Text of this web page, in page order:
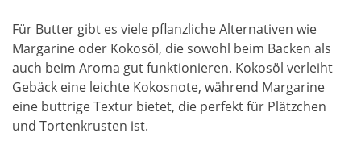
Für Butter gibt es viele pflanzliche Alternativen wie
Margarine oder Kokosöl, die sowohl beim Backen als
auch beim Aroma gut funktionieren. Kokosöl verleiht
Gebäck eine leichte Kokosnote, während Margarine
eine buttrige Textur bietet, die perfekt für Plätzchen
und Tortenkrusten ist.